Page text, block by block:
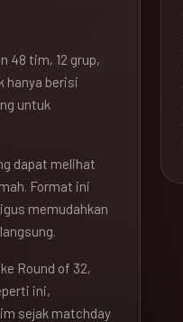
48 tim, 12 grup,
hanya berisi
untuk
dapat melihat
Format ini
memudahkan
Round of 32,
ini,
sejak matchday